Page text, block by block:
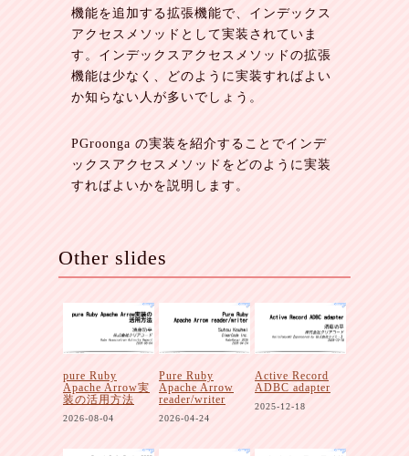
機能を追加する拡張機能で、インデックス
アクセスメソッドとして実装されていま
す。インデックスアクセスメソッドの拡張
機能は少なく、どのように実装すればよい
か知らない人が多いでしょう。
PGroonga の実装を紹介することでインデ
ックスアクセスメソッドをどのように実装
すればよいかを説明します。
Other slides
pure Ruby
Apache Arrow実
装の活用方法
2026-08-04
Pure Ruby
Apache Arrow
reader/writer
2026-04-24
Active Record
ADBC adapter
2025-12-18